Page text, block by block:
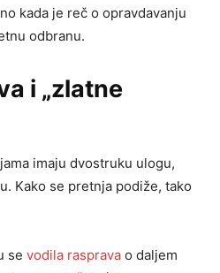
kada je reč o opravdavanju
odbranu.
i „zlatne
imaju dvostruku ulogu,
Kako se pretnja podiže, tako
se vodila rasprava o daljem